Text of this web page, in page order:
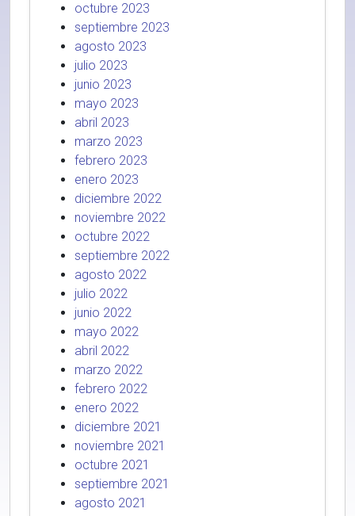
octubre 2023
septiembre 2023
agosto 2023
julio 2023
junio 2023
mayo 2023
abril 2023
marzo 2023
febrero 2023
enero 2023
diciembre 2022
noviembre 2022
octubre 2022
septiembre 2022
agosto 2022
julio 2022
junio 2022
mayo 2022
abril 2022
marzo 2022
febrero 2022
enero 2022
diciembre 2021
noviembre 2021
octubre 2021
septiembre 2021
agosto 2021